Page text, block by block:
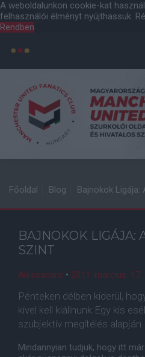
A weboldalunkon cookie-kat
felhasználói élményt nyújthassuk.
Rendben
Főoldal Blog Bajnokok
BAJNOKOK LIGÁJA:
SZINT
Alessandro • 2011. március. 17.
Pénteken délben kiderül,
kivel kell kiállnunk.Egy kis
szubjektív megítélés alapján.
Mindannyian tudjuk, hogy itt